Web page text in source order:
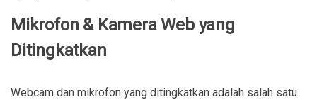
Mikrofon & Kamera Web yang
Ditingkatkan
Webcam dan mikrofon yang ditingkatkan adalah salah satu